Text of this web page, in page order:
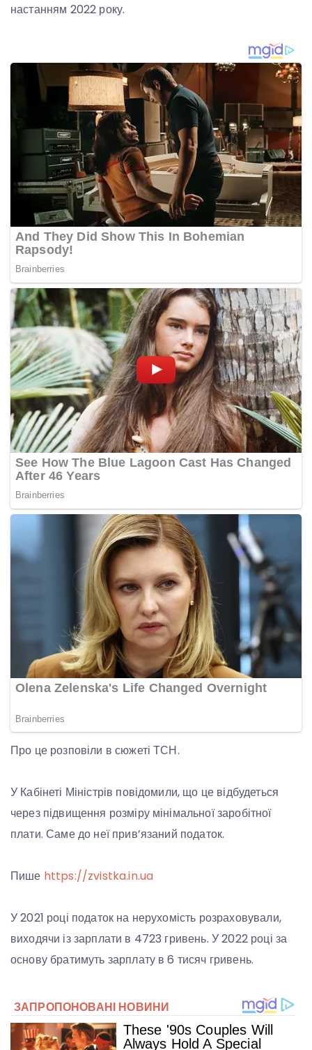
настанням 2022 року.
Про це розповіли в сюжеті ТСН.
У Кабінеті Міністрів повідомили, що це відбудеться
через підвищення розміру мінімальної заробітної
плати. Саме до неї прив’язаний податок.
Пише https://zvistka.in.ua
У 2021 році податок на нерухомість розраховували,
виходячи із зарплати в 4723 гривень. У 2022 році за
основу братимуть зарплату в 6 тисяч гривень.